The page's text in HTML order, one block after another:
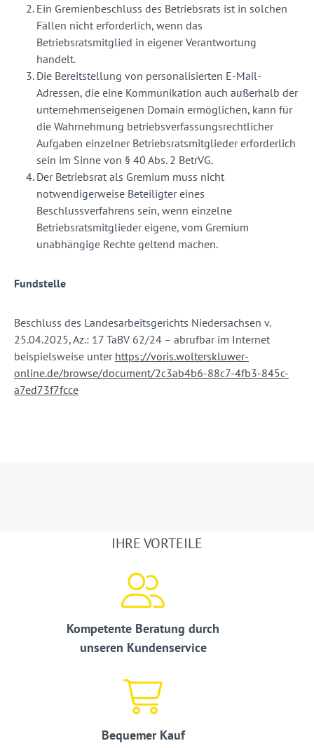
Ein Gremienbeschluss des Betriebsrats ist in solchen
Fällen nicht erforderlich, wenn das
Betriebsratsmitglied in eigener Verantwortung
handelt.
Die Bereitstellung von personalisierten E-Mail-
Adressen, die eine Kommunikation auch außerhalb der
unternehmenseigenen Domain ermöglichen, kann für
die Wahrnehmung betriebsverfassungsrechtlicher
Aufgaben einzelner Betriebsratsmitglieder erforderlich
sein im Sinne von § 40 Abs. 2 BetrVG.
Der Betriebsrat als Gremium muss nicht
notwendigerweise Beteiligter eines
Beschlussverfahrens sein, wenn einzelne
Betriebsratsmitglieder eigene, vom Gremium
unabhängige Rechte geltend machen.
Fundstelle
Beschluss des Landesarbeitsgerichts Niedersachsen v.
25.04.2025, Az.: 17 TaBV 62/24 – abrufbar im Internet
beispielsweise unter https://voris.wolterskluwer-
online.de/browse/document/2c3ab4b6-88c7-4fb3-845c-
a7ed73f7fcce
IHRE VORTEILE
Kompetente Beratung durch
unseren Kundenservice
Bequemer Kauf